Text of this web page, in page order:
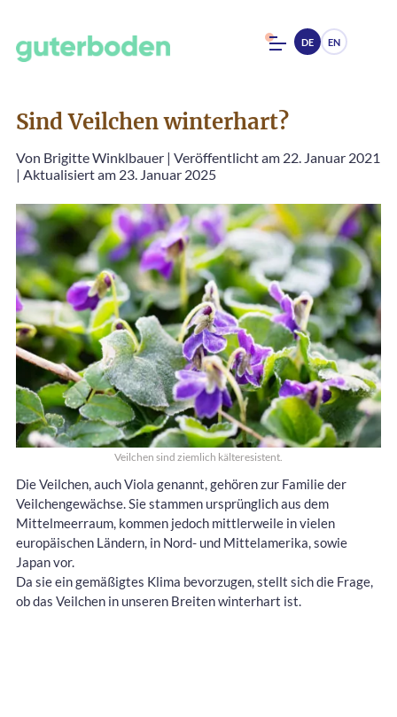
DE EN
Sind Veilchen winterhart?
Von Brigitte Winklbauer | Veröffentlicht am 22. Januar 2021
| Aktualisiert am 23. Januar 2025
Veilchen sind ziemlich kälteresistent.
Die Veilchen, auch Viola genannt, gehören zur Familie der
Veilchengewächse. Sie stammen ursprünglich aus dem
Mittelmeerraum, kommen jedoch mittlerweile in vielen
europäischen Ländern, in Nord- und Mittelamerika, sowie
Japan vor.
Da sie ein gemäßigtes Klima bevorzugen, stellt sich die Frage,
ob das Veilchen in unseren Breiten winterhart ist.